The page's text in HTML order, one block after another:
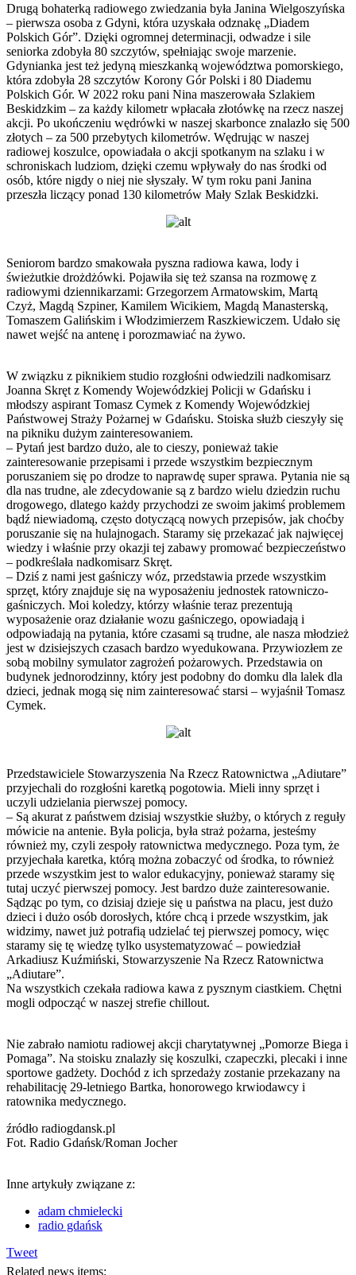
Drugą bohaterką radiowego zwiedzania była Janina Wielgoszyńska
– pierwsza osoba z Gdyni, która uzyskała odznakę „Diadem
Polskich Gór”. Dzięki ogromnej determinacji, odwadze i sile
seniorka zdobyła 80 szczytów, spełniając swoje marzenie.
Gdynianka jest też jedyną mieszkanką województwa pomorskiego,
która zdobyła 28 szczytów Korony Gór Polski i 80 Diademu
Polskich Gór. W 2022 roku pani Nina maszerowała Szlakiem
Beskidzkim – za każdy kilometr wpłacała złotówkę na rzecz naszej
akcji. Po ukończeniu wędrówki w naszej skarbonce znalazło się 500
złotych – za 500 przebytych kilometrów. Wędrując w naszej
radiowej koszulce, opowiadała o akcji spotkanym na szlaku i w
schroniskach ludziom, dzięki czemu wpływały do nas środki od
osób, które nigdy o niej nie słyszały. W tym roku pani Janina
przeszła liczący ponad 130 kilometrów Mały Szlak Beskidzki.
Seniorom bardzo smakowała pyszna radiowa kawa, lody i
świeżutkie drożdżówki. Pojawiła się też szansa na rozmowę z
radiowymi dziennikarzami: Grzegorzem Armatowskim, Martą
Czyż, Magdą Szpiner, Kamilem Wicikiem, Magdą Manasterską,
Tomaszem Galińskim i Włodzimierzem Raszkiewiczem. Udało się
nawet wejść na antenę i porozmawiać na żywo.
W związku z piknikiem studio rozgłośni odwiedzili nadkomisarz
Joanna Skręt z Komendy Wojewódzkiej Policji w Gdańsku i
młodszy aspirant Tomasz Cymek z Komendy Wojewódzkiej
Państwowej Straży Pożarnej w Gdańsku. Stoiska służb cieszyły się
na pikniku dużym zainteresowaniem.
– Pytań jest bardzo dużo, ale to cieszy, ponieważ takie
zainteresowanie przepisami i przede wszystkim bezpiecznym
poruszaniem się po drodze to naprawdę super sprawa. Pytania nie są
dla nas trudne, ale zdecydowanie są z bardzo wielu dziedzin ruchu
drogowego, dlatego każdy przychodzi ze swoim jakimś problemem
bądź niewiadomą, często dotyczącą nowych przepisów, jak choćby
poruszanie się na hulajnogach. Staramy się przekazać jak najwięcej
wiedzy i właśnie przy okazji tej zabawy promować bezpieczeństwo
– podkreślała nadkomisarz Skręt.
– Dziś z nami jest gaśniczy wóz, przedstawia przede wszystkim
sprzęt, który znajduje się na wyposażeniu jednostek ratowniczo-
gaśniczych. Moi koledzy, którzy właśnie teraz prezentują
wyposażenie oraz działanie wozu gaśniczego, opowiadają i
odpowiadają na pytania, które czasami są trudne, ale nasza młodzież
jest w dzisiejszych czasach bardzo wyedukowana. Przywiozłem ze
sobą mobilny symulator zagrożeń pożarowych. Przedstawia on
budynek jednorodzinny, który jest podobny do domku dla lalek dla
dzieci, jednak mogą się nim zainteresować starsi – wyjaśnił Tomasz
Cymek.
Przedstawiciele Stowarzyszenia Na Rzecz Ratownictwa „Adiutare”
przyjechali do rozgłośni karetką pogotowia. Mieli inny sprzęt i
uczyli udzielania pierwszej pomocy.
– Są akurat z państwem dzisiaj wszystkie służby, o których z reguły
mówicie na antenie. Była policja, była straż pożarna, jesteśmy
również my, czyli zespoły ratownictwa medycznego. Poza tym, że
przyjechała karetka, którą można zobaczyć od środka, to również
przede wszystkim jest to walor edukacyjny, ponieważ staramy się
tutaj uczyć pierwszej pomocy. Jest bardzo duże zainteresowanie.
Sądząc po tym, co dzisiaj dzieje się u państwa na placu, jest dużo
dzieci i dużo osób dorosłych, które chcą i przede wszystkim, jak
widzimy, nawet już potrafią udzielać tej pierwszej pomocy, więc
staramy się tę wiedzę tylko usystematyzować – powiedział
Arkadiusz Kuźmiński, Stowarzyszenie Na Rzecz Ratownictwa
„Adiutare”.
Na wszystkich czekała radiowa kawa z pysznym ciastkiem. Chętni
mogli odpocząć w naszej strefie chillout.
Nie zabrało namiotu radiowej akcji charytatywnej „Pomorze Biega i
Pomaga”. Na stoisku znalazły się koszulki, czapeczki, plecaki i inne
sportowe gadżety. Dochód z ich sprzedaży zostanie przekazany na
rehabilitację 29-letniego Bartka, honorowego krwiodawcy i
ratownika medycznego.
źródło radiogdansk.pl
Fot. Radio Gdańsk/Roman Jocher
Inne artykuły związane z:
adam chmielecki
radio gdańsk
Tweet
Related news items: